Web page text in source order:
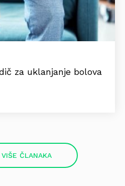
za uklanjanje bolova
ČLANAKA